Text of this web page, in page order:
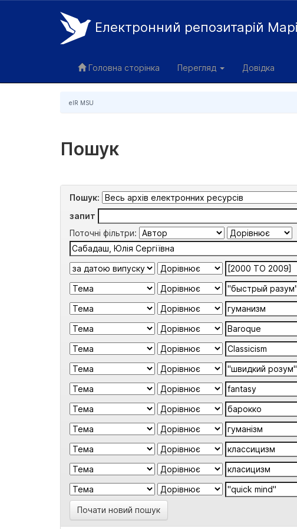
Електронний репозитарій
Головна сторінка Перегляд Довідка
eIR MSU
Пошук
Пошук:
запит
Поточні фільтри:
Почати новий пошук